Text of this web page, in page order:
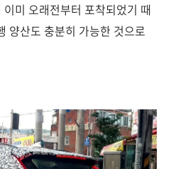
미 오래전부터 포착되었기 때
양산도 충분히 가능한 것으로